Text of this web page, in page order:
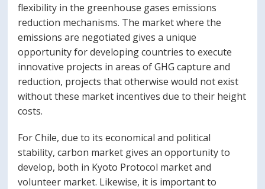
flexibility in the greenhouse gases emissions
reduction mechanisms. The market where the
emissions are negotiated gives a unique
opportunity for developing countries to execute
innovative projects in areas of GHG capture and
reduction, projects that otherwise would not exist
without these market incentives due to their height
costs.
For Chile, due to its economical and political
stability, carbon market gives an opportunity to
develop, both in Kyoto Protocol market and
volunteer market. Likewise, it is important to